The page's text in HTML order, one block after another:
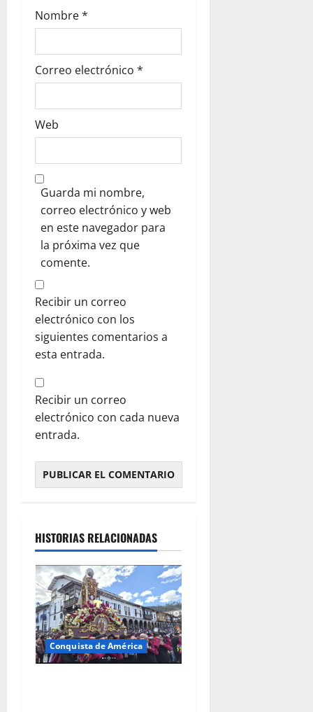
d
a
s
Nombre*
Correo electrónico *
Web
Guarda mi nombre,
correo electrónico y web
en este navegador para
la próxima vez que
comente.
Recibir un correo
electrónico con los
siguientes comentarios a
esta entrada.
Recibir un correo
electrónico con cada nueva
entrada.
HISTORIAS RELACIONADAS
Conquista de América